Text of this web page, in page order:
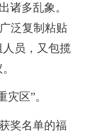
诸多乱象。
泛复制粘贴
员，又包揽
区”。
奖名单的福